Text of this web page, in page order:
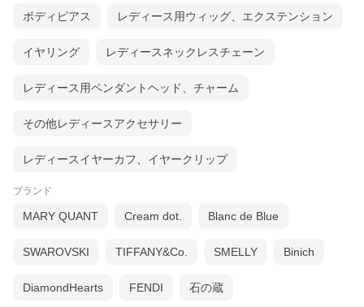
ボディピアス レディース用ウィッグ、エクステンション
イヤリング レディースネックレスチェーン
レディース用ペンダントヘッド、チャーム
その他レディースアクセサリー
レディースイヤーカフ、イヤークリップ
ブランド
MARY QUANT Cream dot. Blanc de Blue
SWAROVSKI TIFFANY&Co. SMELLY Binich
DiamondHearts FENDI 石の蔵